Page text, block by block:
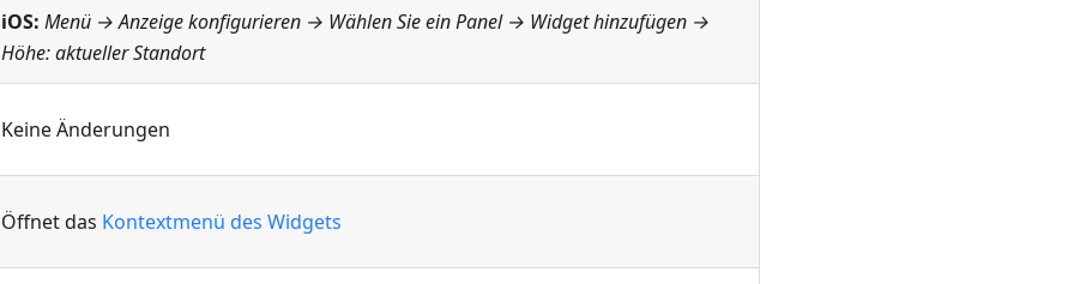
iOS: Menü → Anzeige konfigurieren → Wählen Sie ein Panel → Widget hinzufügen →
Höhe: aktueller Standort
Keine Änderungen
Öffnet das Kontextmenü des Widgets